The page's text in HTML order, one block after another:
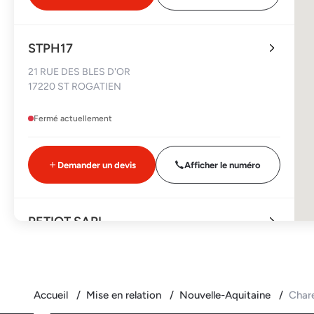
STPH17
21 RUE DES BLES D'OR
17220 ST ROGATIEN
Fermé actuellement
Demander un devis Afficher le numéro
PETIOT SARL
Fermé actuellement
Accueil Mise en relation Nouvelle-Aquitaine